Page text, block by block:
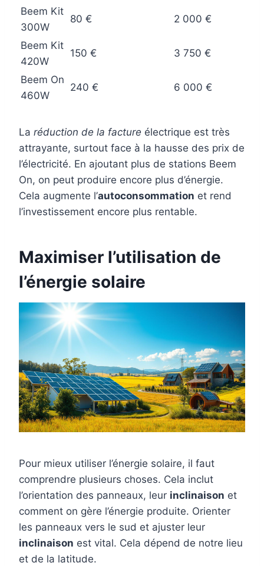
Beem Kit
300W
80 € 2 000 €
Beem Kit
420W
150 € 3 750 €
Beem On
460W
240 € 6 000 €
La réduction de la facture électrique est très
attrayante, surtout face à la hausse des prix de
l’électricité. En ajoutant plus de stations Beem
On, on peut produire encore plus d’énergie.
Cela augmente l’autoconsommation et rend
l’investissement encore plus rentable.
Maximiser l’utilisation de
l’énergie solaire
Pour mieux utiliser l’énergie solaire, il faut
comprendre plusieurs choses. Cela inclut
l’orientation des panneaux, leur inclinaison et
comment on gère l’énergie produite. Orienter
les panneaux vers le sud et ajuster leur
inclinaison est vital. Cela dépend de notre lieu
et de la latitude.